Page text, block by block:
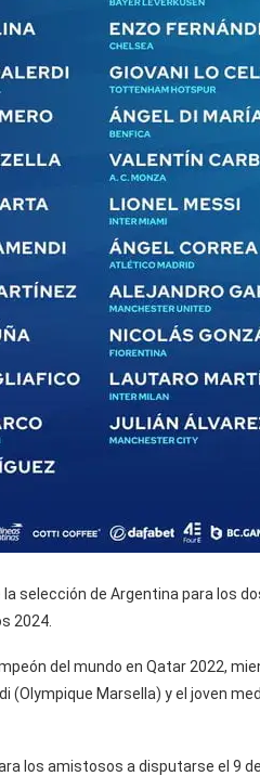
selección de Argentina para los
2024.
del mundo en Qatar 2022,
(Olympique Marsella) y el joven
los amistosos a disputarse el 9